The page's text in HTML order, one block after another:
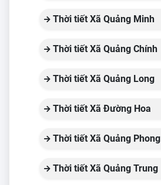
Thời tiết Xã Quảng Minh
Thời tiết Xã Quảng Chính
Thời tiết Xã Quảng Long
Thời tiết Xã Đường Hoa
Thời tiết Xã Quảng Phong
Thời tiết Xã Quảng Trung